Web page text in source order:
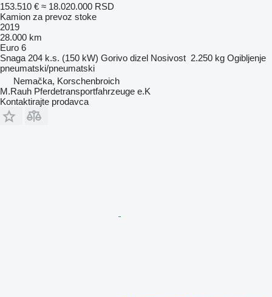
153.510 € ≈ 18.020.000 RSD
Kamion za prevoz stoke
2019
28.000 km
Euro 6
Snaga 204 k.s. (150 kW) Gorivo dizel Nosivost 2.250 kg Ogibljenje
pneumatski/pneumatski
Nemačka, Korschenbroich
M.Rauh Pferdetransportfahrzeuge e.K
Kontaktirajte prodavca